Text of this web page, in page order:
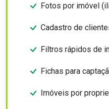
Fotos por imóvel
Cadastro de
Filtros rápidos de
Fichas para
Imóveis por